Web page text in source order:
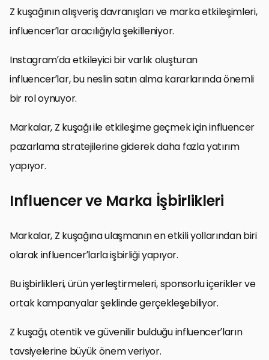
Z kuşağının alışveriş davranışları ve marka etkileşimleri,
influencer’lar aracılığıyla şekilleniyor.
Instagram’da etkileyici bir varlık oluşturan
influencer’lar, bu neslin satın alma kararlarında önemli
bir rol oynuyor.
Markalar, Z kuşağı ile etkileşime geçmek için influencer
pazarlama stratejilerine giderek daha fazla yatırım
yapıyor.
Influencer ve Marka İşbirlikleri
Markalar, Z kuşağına ulaşmanın en etkili yollarından biri
olarak influencer’larla işbirliği yapıyor.
Bu işbirlikleri, ürün yerleştirmeleri, sponsorlu içerikler ve
ortak kampanyalar şeklinde gerçekleşebiliyor.
Z kuşağı, otentik ve güvenilir bulduğu influencer’ların
tavsiyelerine büyük önem veriyor.